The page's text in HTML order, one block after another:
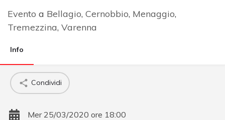
Evento a Bellagio, Cernobbio, Menaggio,
Tremezzina, Varenna
Info
Condividi
Mer 25/03/2020 ore 18:00